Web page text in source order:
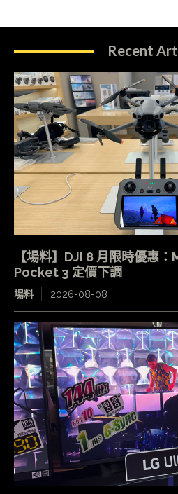
Recent
【場料】DJI 8 月限時優惠
Pocket 3 定價下調
場料 2026-08-08